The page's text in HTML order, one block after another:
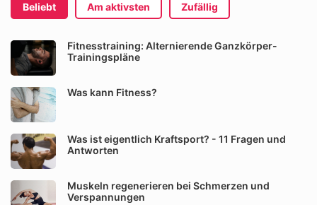
Beliebt Am aktivsten Zufällig
Fitnesstraining: Alternierende Ganzkörper-
Trainingspläne
Was kann Fitness?
Was ist eigentlich Kraftsport? - 11 Fragen und
Antworten
Muskeln regenerieren bei Schmerzen und
Verspannungen